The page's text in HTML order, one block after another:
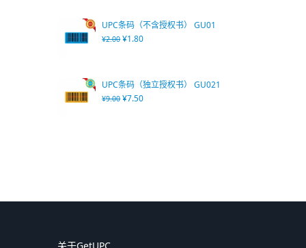
UPC条码（不含授权书） GU01
¥2.00 ¥1.80
UPC条码（独立授权书） GU021
¥9.00 ¥7.50